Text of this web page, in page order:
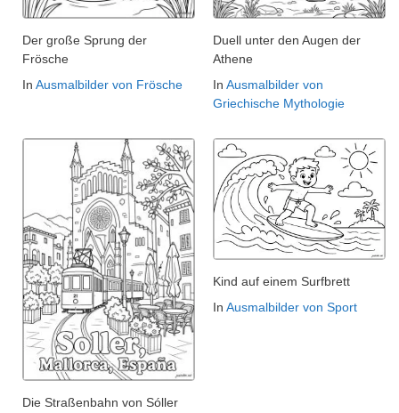
Der große Sprung der
Frösche
In Ausmalbilder von Frösche
Duell unter den Augen der
Athene
In Ausmalbilder von
Griechische Mythologie
Die Straßenbahn von Sóller
Kind auf einem Surfbrett
In Ausmalbilder von Sport